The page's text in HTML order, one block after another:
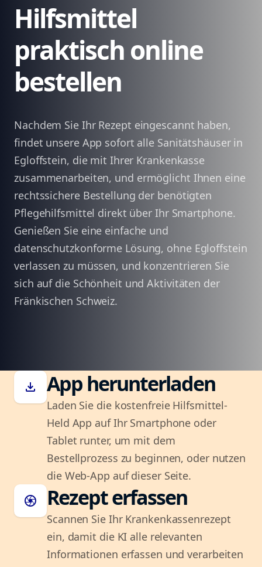
Hilfsmittel
praktisch online
bestellen
Nachdem Sie Ihr Rezept eingescannt haben,
findet unsere App sofort alle Sanitätshäuser in
Egloffstein, die mit Ihrer Krankenkasse
zusammenarbeiten, und ermöglicht Ihnen eine
rechtssichere Bestellung der benötigten
Pflegehilfsmittel direkt über Ihr Smartphone.
Genießen Sie eine einfache und
datenschutzkonforme Lösung, ohne Egloffstein
verlassen zu müssen, und konzentrieren Sie
sich auf die Schönheit und Aktivitäten der
Fränkischen Schweiz.
download App herunterladen
Laden Sie die kostenfreie Hilfsmittel-
Held App auf Ihr Smartphone oder
Tablet runter, um mit dem
Bestellprozess zu beginnen, oder nutzen
die Web-App auf dieser Seite.
camera Rezept erfassen
Scannen Sie Ihr Krankenkassenrezept
ein, damit die KI alle relevanten
Informationen erfassen und verarbeiten